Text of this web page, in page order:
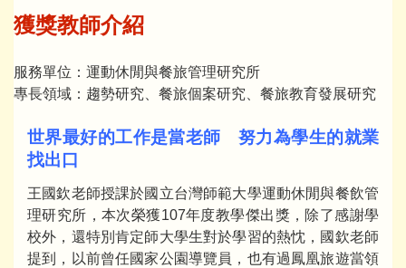
獲獎教師介紹
服務單位：運動休閒與餐旅管理研究所
專長領域：趨勢研究、餐旅個案研究、餐旅教育發展研究
世界最好的工作是當老師 努力為學生的就業
找出口
王國欽老師授課於國立台灣師範大學運動休閒與餐飲管
理研究所，本次榮獲107年度教學傑出獎，除了感謝學
校外，還特別肯定師大學生對於學習的熱忱，國欽老師
提到，以前曾任國家公園導覽員，也有過鳳凰旅遊當領